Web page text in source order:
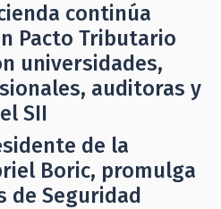
continúa
Pacto Tributario
universidades,
auditoras y
SII
de la
Boric, promulga
de Seguridad